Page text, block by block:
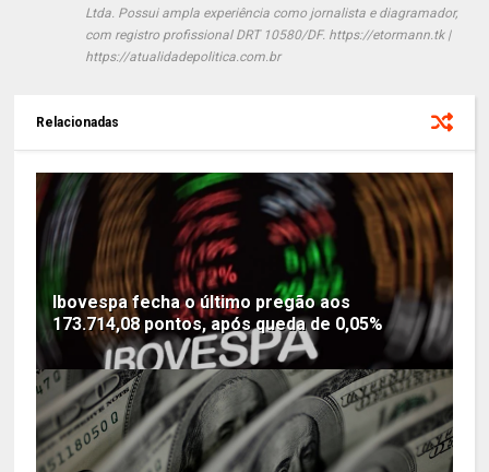
Ltda. Possui ampla experiência como jornalista e diagramador,
com registro profissional DRT 10580/DF. https://etormann.tk |
https://atualidadepolitica.com.br
Relacionadas
Ibovespa fecha o último pregão aos
173.714,08 pontos, após queda de 0,05%